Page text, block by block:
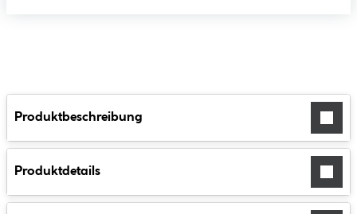
Produktbeschreibung
Produktdetails